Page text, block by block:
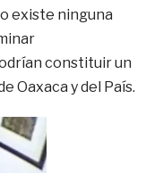
existe ninguna
constituir un
Oaxaca y del País.